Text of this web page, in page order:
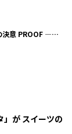
決意 PROOF ―証
」が スイーツの